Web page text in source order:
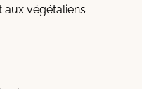
aux végétaliens